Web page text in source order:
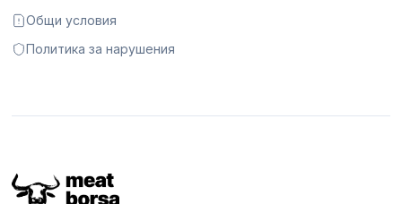
Общи условия
Политика за нарушения